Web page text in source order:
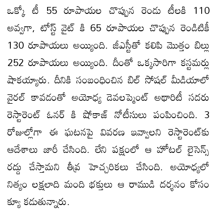
ఒక్కో టీ 55 రూపాయల చొప్పున రెండు టీలకి 110
అవ్వగా, టోస్ట్ వైట్ కి 65 రూపాయల చొప్పున రెండిటికీ
130 రూపాయలు అయ్యింది. జీఎస్టీతో కలిపి మొత్తం బిల్లు
252 రూపాయలు అయ్యింది. దీంతో ఒక్కసారిగా కస్టమర్లు
షాకయ్యారు. దీనికి సంబంధించిన బిల్ సోషల్ మీడియాలో
వైరల్ కావడంతో అయోధ్య డెవలప్మెంట్ అథారిటీ సదరు
రెస్టారెంట్ ఓనర్ కి షోకాజ్ నోటీసులు పంపించింది. 3
రోజుల్లోగా ఈ ఘటనపై వివరణ ఇవ్వాలని రెస్టారెంట్‌కు
ఆదేశాలు జారీ చేసింది. లేని పక్షంలో ఆ హోటల్ లైసెన్స్
రద్దు చేస్తామని తీవ్ర హెచ్చరికలు చేసింది. అయోధ్యలో
నిత్యం లక్షలాది మంది భక్తులు ఆ రాముడి దర్శనం కోసం
క్యూ కడుతున్నారు.